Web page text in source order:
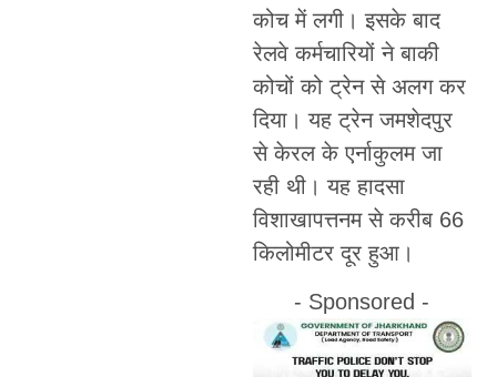
कोच में लगी। इसके बाद
रेलवे कर्मचारियों ने बाकी
कोचों को ट्रेन से अलग कर
दिया। यह ट्रेन जमशेदपुर
से केरल के एर्नाकुलम जा
रही थी। यह हादसा
विशाखापत्तनम से करीब 66
किलोमीटर दूर हुआ।
- Sponsored -